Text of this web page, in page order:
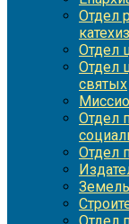
Отдел
Отдел
Отдел
святых
Отдел
Отдел